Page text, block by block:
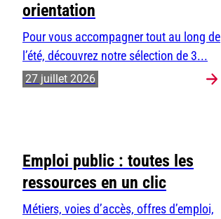
orientation
Pour vous accompagner tout au long de
l’été, découvrez notre sélection de 3...
27 juillet 2026
Emploi public : toutes les
ressources en un clic
Métiers, voies d’accès, offres d’emploi,